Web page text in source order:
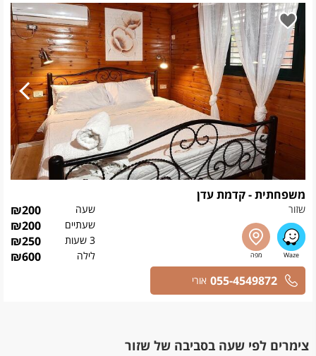
משפחתית - קדמת עדן
שזור שעה ₪200
שעתיים ₪200
3 שעות ₪250
לילה ₪600
055-4549872 אורי
צימרים לפי שעה בסביבה של שזור